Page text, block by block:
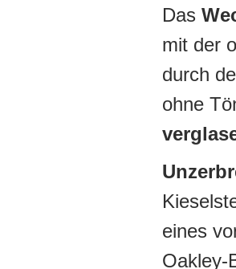
Das
mit der
durch
ohne
eines
Oakley-